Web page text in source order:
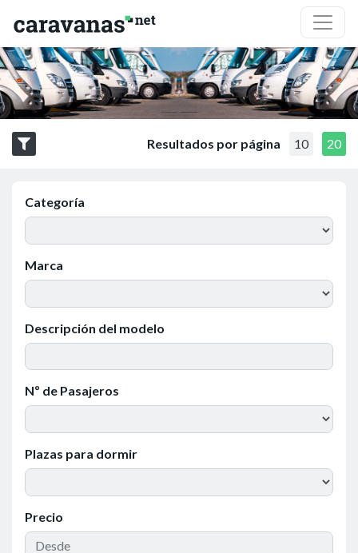
Resultados por página 10 20
Categoría
Marca
Descripción del modelo
Nº de Pasajeros
Plazas para dormir
Precio